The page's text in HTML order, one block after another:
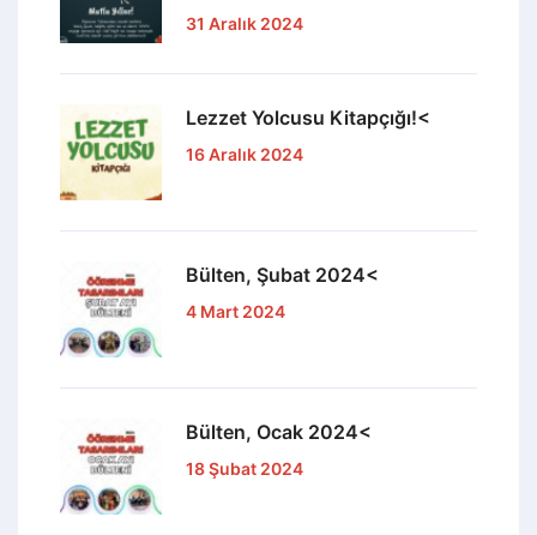
31 Aralık 2024
Lezzet Yolcusu Kitapçığı!<
16 Aralık 2024
Bülten, Şubat 2024<
4 Mart 2024
Bülten, Ocak 2024<
18 Şubat 2024